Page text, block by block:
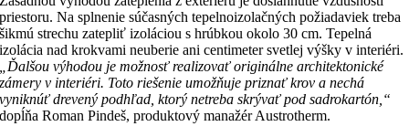
priestoru. Na splnenie súčasných tepelnoizolačných požiadaviek treba
šikmú strechu zatepliť izoláciou s hrúbkou okolo 30 cm. Tepelná
izolácia nad krokvami neuberie ani centimeter svetlej výšky v interiéri.
„Ďalšou výhodou je možnosť realizovať originálne architektonické
zámery v interiéri. Toto riešenie umožňuje priznať krov a nechá
vyniknúť drevený podhľad, ktorý netreba skrývať pod sadrokartón,“
dopĺňa Roman Pindeš, produktový manažér Austrotherm.